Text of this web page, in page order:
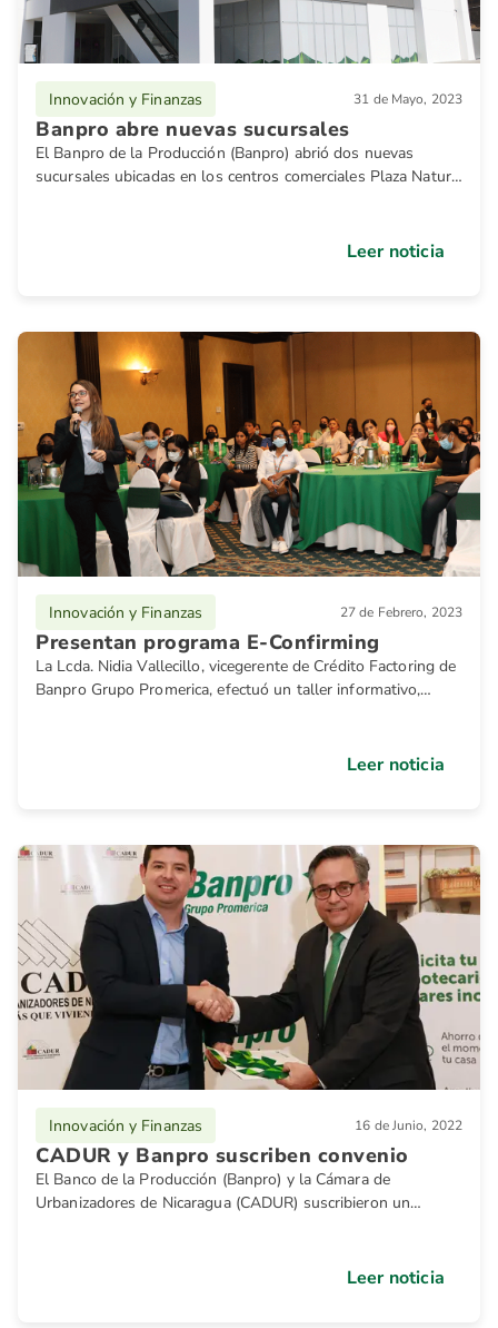
Innovación y Finanzas 31 de Mayo, 2023
Banpro abre nuevas sucursales
El Banpro de la Producción (Banpro) abrió dos nuevas
sucursales ubicadas en los centros comerciales Plaza Natura
Leer noticia
Innovación y Finanzas 27 de Febrero, 2023
Presentan programa E-Confirming
La Lcda. Nidia Vallecillo, vicegerente de Crédito Factoring de
Banpro Grupo Promerica, efectuó un taller informativo,
Leer noticia
Innovación y Finanzas 16 de Junio, 2022
CADUR y Banpro suscriben convenio
El Banco de la Producción (Banpro) y la Cámara de
Urbanizadores de Nicaragua (CADUR) suscribieron un
Leer noticia